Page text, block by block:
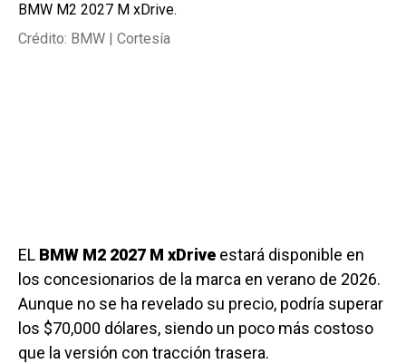
BMW M2 2027 M xDrive.
Crédito: BMW | Cortesía
EL BMW M2 2027 M xDrive estará disponible en
los concesionarios de la marca en verano de 2026.
Aunque no se ha revelado su precio, podría superar
los $70,000 dólares, siendo un poco más costoso
que la versión con tracción trasera.